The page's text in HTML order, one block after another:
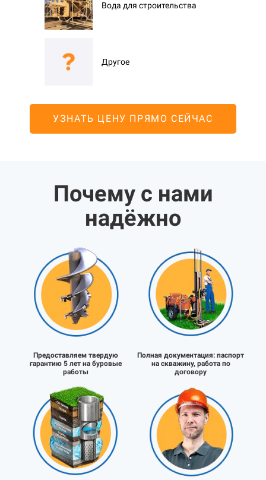
Вода для строительства
Другое
УЗНАТЬ ЦЕНУ ПРЯМО СЕЙЧАС
Почему с нами
надёжно
Предоставляем твердую
гарантию 5 лет на буровые
работы
Полная документация: паспорт
на скважину, работа по
договору